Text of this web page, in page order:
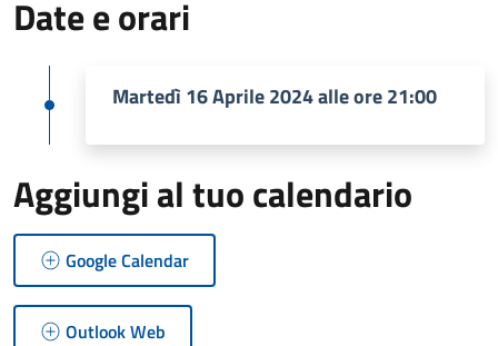
Date e orari
Martedì 16 Aprile 2024 alle ore 21:00
Aggiungi al tuo calendario
Google Calendar
Outlook Web